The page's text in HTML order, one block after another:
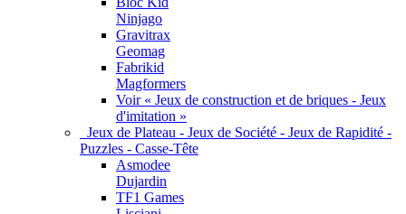
Ninjago
Gravitrax
Geomag
Fabrikid
Magformers
Voir « Jeux de construction et de briques - Jeux
d'imitation »
Jeux de Plateau - Jeux de Société - Jeux de Rapidité -
Puzzles - Casse-Tête
Asmodee
Dujardin
TF1 Games